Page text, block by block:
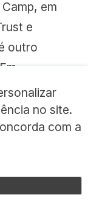
em
e
outro
no site.
com a